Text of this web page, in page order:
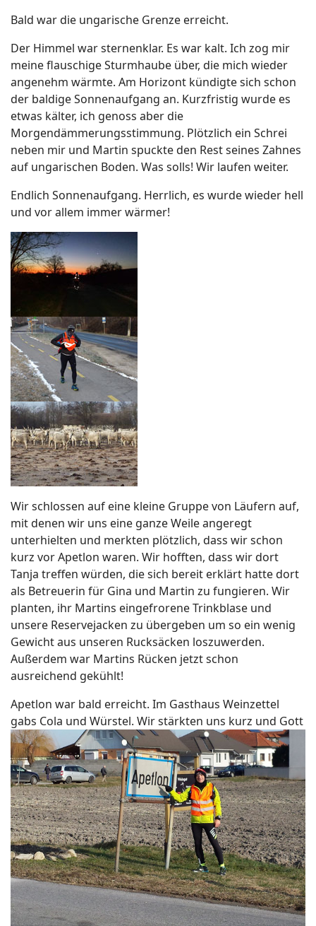
Bald war die ungarische Grenze erreicht.
Der Himmel war sternenklar. Es war kalt. Ich zog mir
meine flauschige Sturmhaube über, die mich wieder
angenehm wärmte. Am Horizont kündigte sich schon
der baldige Sonnenaufgang an. Kurzfristig wurde es
etwas kälter, ich genoss aber die
Morgendämmerungsstimmung. Plötzlich ein Schrei
neben mir und Martin spuckte den Rest seines Zahnes
auf ungarischen Boden. Was solls! Wir laufen weiter.
Endlich Sonnenaufgang. Herrlich, es wurde wieder hell
und vor allem immer wärmer!
Wir schlossen auf eine kleine Gruppe von Läufern auf,
mit denen wir uns eine ganze Weile angeregt
unterhielten und merkten plötzlich, dass wir schon
kurz vor Apetlon waren. Wir hofften, dass wir dort
Tanja treffen würden, die sich bereit erklärt hatte dort
als Betreuerin für Gina und Martin zu fungieren. Wir
planten, ihr Martins eingefrorene Trinkblase und
unsere Reservejacken zu übergeben um so ein wenig
Gewicht aus unseren Rucksäcken loszuwerden.
Außerdem war Martins Rücken jetzt schon
ausreichend gekühlt!
Apetlon war bald erreicht. Im Gasthaus Weinzettel
gabs Cola und Würstel. Wir stärkten uns kurz und Gott